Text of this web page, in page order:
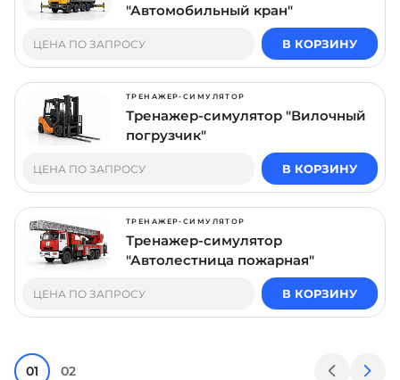
"Автомобильный кран"
ЦЕНА ПО ЗАПРОСУ В КОРЗИНУ
ТРЕНАЖЕР-СИМУЛЯТОР
Тренажер-симулятор "Вилочный
погрузчик"
ЦЕНА ПО ЗАПРОСУ В КОРЗИНУ
ТРЕНАЖЕР-СИМУЛЯТОР
Тренажер-симулятор
"Автолестница пожарная"
ЦЕНА ПО ЗАПРОСУ В КОРЗИНУ
01 02